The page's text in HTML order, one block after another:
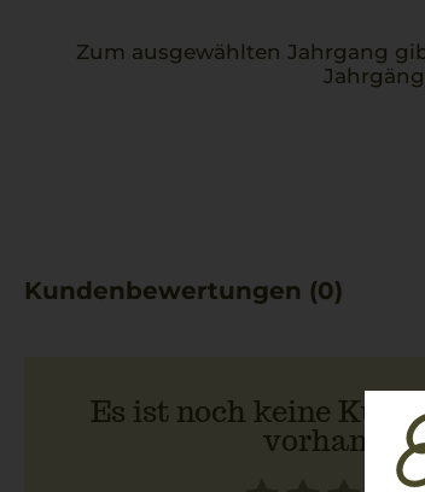
Zum ausgewählten Jahrgang
Kundenbewertungen (0)
Es ist noch keine